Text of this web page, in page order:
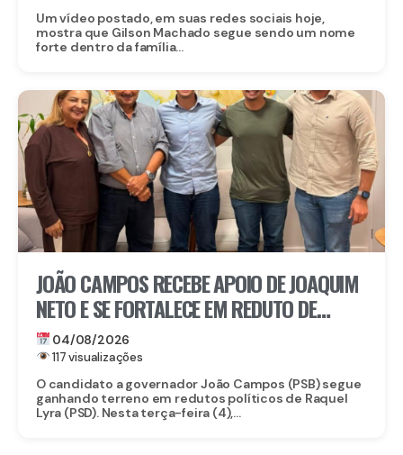
Um vídeo postado, em suas redes sociais hoje,
mostra que Gilson Machado segue sendo um nome
forte dentro da família...
JOÃO CAMPOS RECEBE APOIO DE JOAQUIM
NETO E SE FORTALECE EM REDUTO DE
RAQUEL
04/08/2026
117 visualizações
O candidato a governador João Campos (PSB) segue
ganhando terreno em redutos políticos de Raquel
Lyra (PSD). Nesta terça-feira (4),...